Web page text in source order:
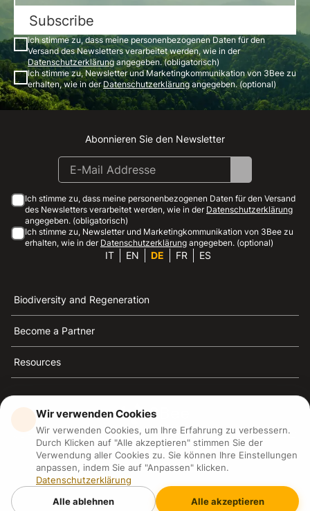
Subscribe
Ich stimme zu, dass meine personenbezogenen Daten für den
Versand des Newsletters verarbeitet werden, wie in der
Datenschutzerklärungangegeben. (obligatorisch)
Ich stimme zu, Newsletter und Marketingkommunikation von 3Bee zu
erhalten, wie in derDatenschutzerklärungangegeben. (optional)
Instagram
Facebook
Linkedin
Youtube
Abonnieren Sie den Newsletter
Ich stimme zu, dass meine personenbezogenen Daten für den Versand
des Newsletters verarbeitet werden, wie in der Datenschutzerklärung
angegeben. (obligatorisch)
Ich stimme zu, Newsletter und Marketingkommunikation von 3Bee zu
erhalten, wie in der Datenschutzerklärung angegeben. (optional)
IT EN DE FR ES
Biodiversity and Regeneration
Become a Partner
Resources
3Bee ist die Referenz für Nachhaltigkeit, Bienenschutz
und Biodiversität
3Bee S.R.L Via Pastrengo 14, 20159, Milano (MI)
P.IVA: IT09711590969
3Bee GmbHSede legale: Oranienburger Straße 23, 10178
Wir verwenden Cookies
Wir verwenden Cookies, um Ihre Erfahrung zu verbessern.
Durch Klicken auf "Alle akzeptieren" stimmen Sie der
Verwendung aller Cookies zu. Sie können Ihre Einstellungen
anpassen, indem Sie auf "Anpassen" klicken.
Datenschutzerklärung
Alle ablehnen
Alle akzeptieren